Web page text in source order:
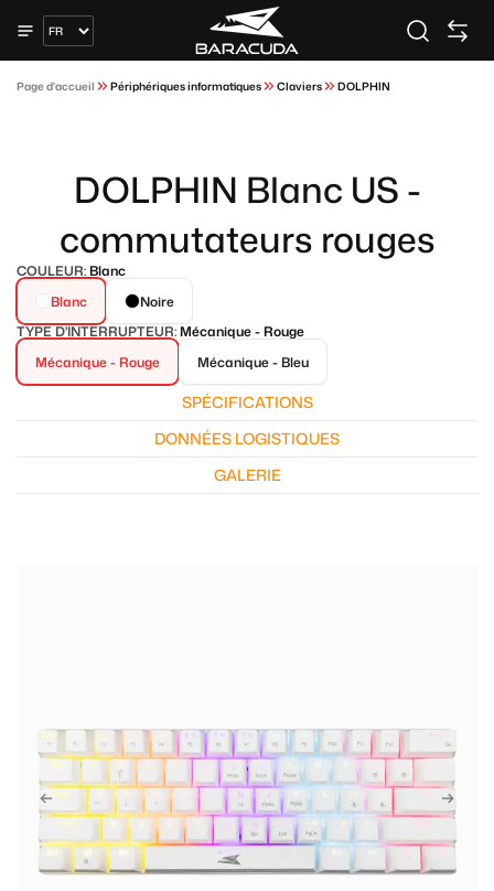
Page d'accueil Périphériques informatiques Claviers DOLPHIN
DOLPHIN Blanc US -
commutateurs rouges
COULEUR:Blanc
Blanc
Noire
TYPE D'INTERRUPTEUR:Mécanique - Rouge
Mécanique - Rouge
Mécanique - Bleu
SPÉCIFICATIONS
DONNÉES LOGISTIQUES
GALERIE